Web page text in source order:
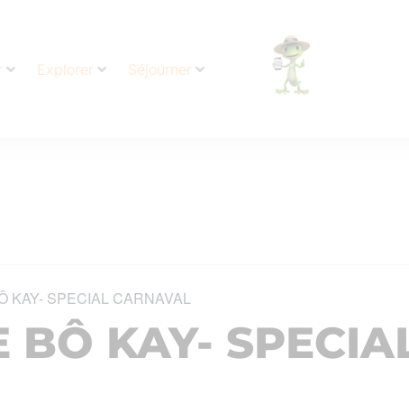
Explorer Séjourner
KAY- SPECIAL CARNAVAL
BÔ KAY-